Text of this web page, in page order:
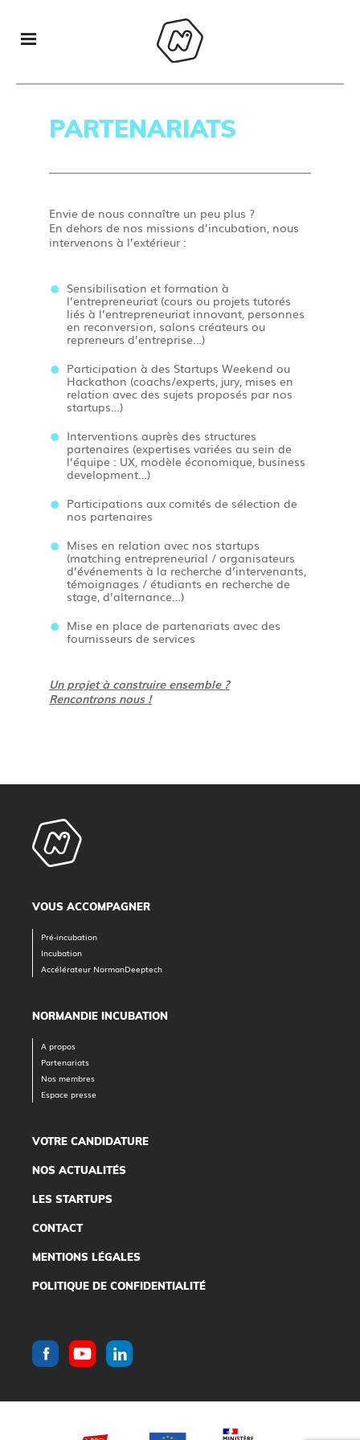
PARTENARIATS
Envie de nous connaître un peu plus ?
En dehors de nos missions d’incubation, nous
intervenons à l’extérieur :
Sensibilisation et formation à
l’entrepreneuriat (cours ou projets tutorés
liés à l’entrepreneuriat innovant, personnes
en reconversion, salons créateurs ou
repreneurs d’entreprise…)
Participation à des Startups Weekend ou
Hackathon (coachs/experts, jury, mises en
relation avec des sujets proposés par nos
startups…)
Interventions auprès des structures
partenaires (expertises variées au sein de
l’équipe : UX, modèle économique, business
development…)
Participations aux comités de sélection de
nos partenaires
Mises en relation avec nos startups
(matching entrepreneurial / organisateurs
d’événements à la recherche d’intervenants,
témoignages / étudiants en recherche de
stage, d’alternance…)
Mise en place de partenariats avec des
fournisseurs de services
Un projet à construire ensemble ?
Rencontrons nous !
VOUS ACCOMPAGNER
Pré-incubation
Incubation
Accélérateur NormanDeeptech
NORMANDIE INCUBATION
A propos
Partenariats
Nos membres
Espace presse
VOTRE CANDIDATURE
NOS ACTUALITÉS
LES STARTUPS
CONTACT
MENTIONS LÉGALES
POLITIQUE DE CONFIDENTIALITÉ